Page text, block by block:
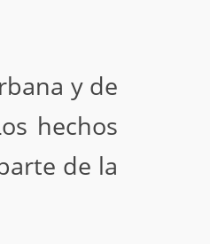
y de
hechos
de la